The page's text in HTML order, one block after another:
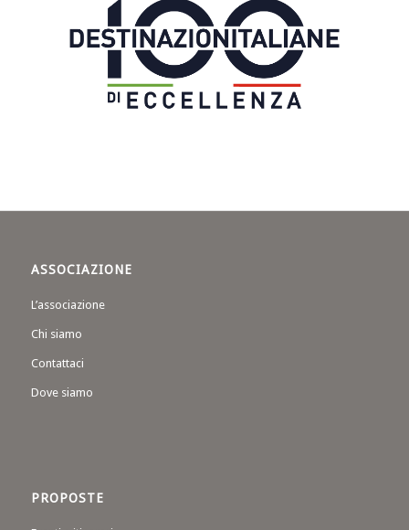
ASSOCIAZIONE
L’associazione
Chi siamo
Contattaci
Dove siamo
PROPOSTE